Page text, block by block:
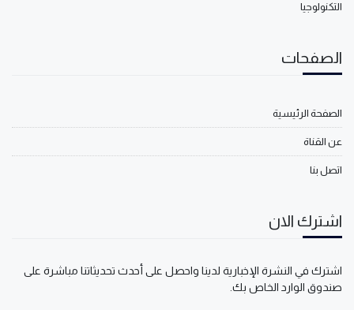
التكنولوجيا
الصفحات
الصفحة الرئيسية
عن القناة
اتصل بنا
اشترك الان
اشترك في النشرة الإخبارية لدينا واحصل على أحدث تحديثاتنا مباشرة على
صندوق الوارد الخاص بك.